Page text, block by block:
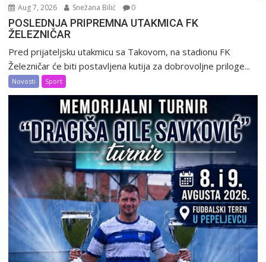
Aug 7, 2026 Snežana Bilić 0
POSLEDNJA PRIPREMNA UTAKMICA FK
ŽELEZNIČAR
Pred prijateljsku utakmicu sa Takovom, na stadionu FK
Železničar će biti postavljena kutija za dobrovoljne priloge...
Novosti Sport